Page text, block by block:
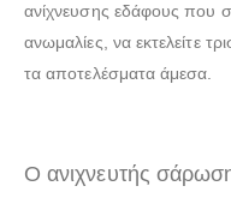
ανίχνευσης εδάφους που
ανωμαλίες, να εκτελείτε
τα αποτελέσματα άμεσα.
Ο ανιχνευτής